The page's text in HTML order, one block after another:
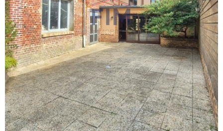
VOIR LE
BIEN